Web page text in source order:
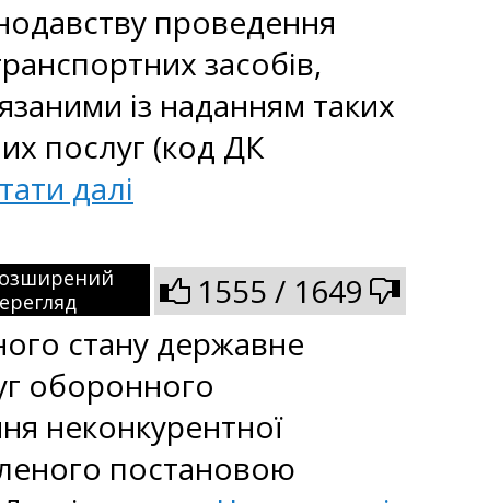
проведення
засобів,
із наданням таких
послуг (код ДК
далі
1555 / 1649
стану державне
оборонного
неконкурентної
постановою